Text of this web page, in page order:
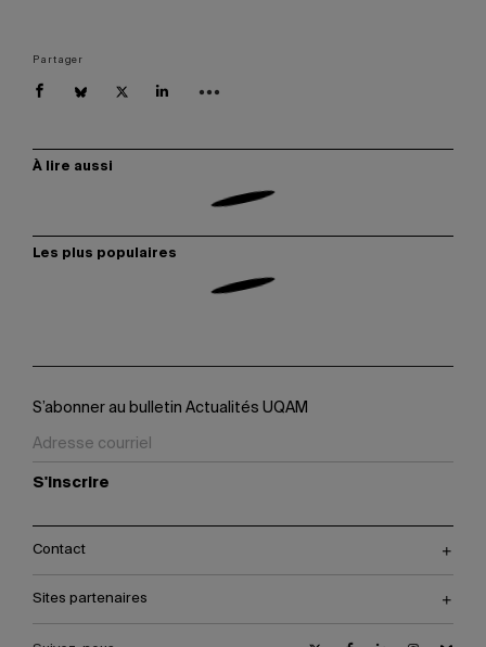
Partager
À lire aussi
Les plus populaires
S’abonner au bulletin Actualités UQAM
S'inscrire
Contact
Sites partenaires